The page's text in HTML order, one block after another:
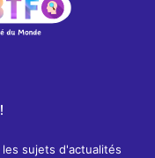
sujets d'actualités